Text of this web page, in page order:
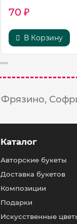
70 ₽
В Корзину
Фрязино,
Каталог
Авторские букеты
Доставка букетов
Композиции
Подарки
Искусственные